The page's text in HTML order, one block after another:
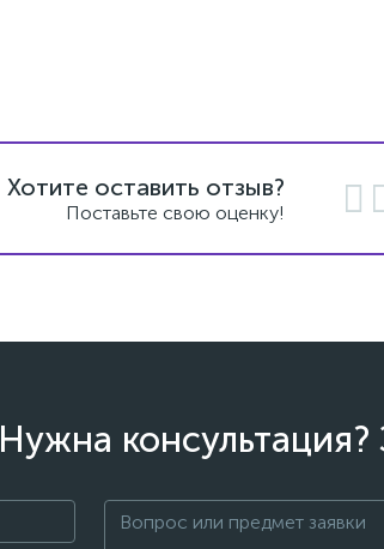
Хотите оставить отзыв?
Поставьте свою оценку!
Нужна